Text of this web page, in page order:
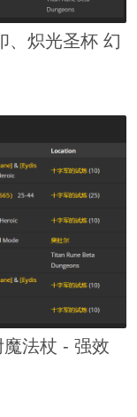
、炽光圣杯 幻
法杖 - 强效